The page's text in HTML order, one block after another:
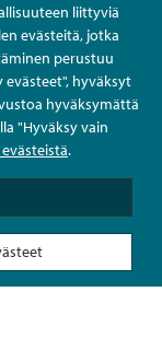
liittyviä
evästeitä, jotka
perustuu
evästeet", hyväksyt
hyväksymättä
"Hyväksy vain
.